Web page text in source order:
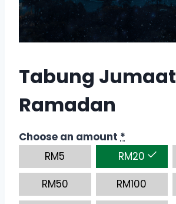
Tabung Jumaat
Ramadan
Choose an amount *
RM5 RM20
RM50 RM100